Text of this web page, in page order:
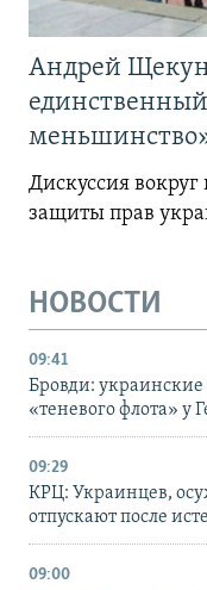
Андрей
Дискуссия
защиты прав
НОВОСТИ
09:41
Бровди:
«теневого флота» у
09:29
КРЦ: Украинцев,
отпускают после
09:00